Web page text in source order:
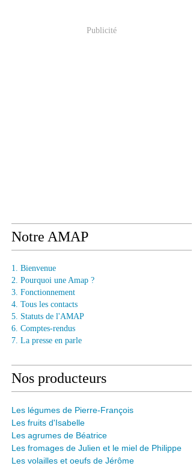
Publicité
Notre AMAP
1. Bienvenue
2. Pourquoi une Amap ?
3. Fonctionnement
4. Tous les contacts
5. Statuts de l'AMAP
6. Comptes-rendus
7. La presse en parle
Nos producteurs
Les légumes de Pierre-François
Les fruits d'Isabelle
Les agrumes de Béatrice
Les fromages de Julien et le miel de Philippe
Les volailles et oeufs de Jérôme